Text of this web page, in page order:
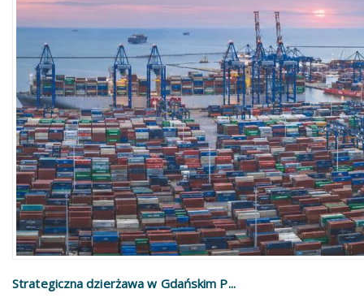
Strategiczna dzierżawa w Gdańskim P...